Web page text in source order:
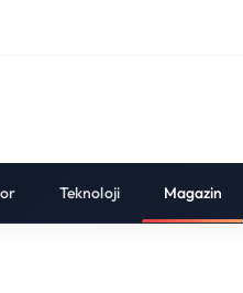
Teknoloji Magazin